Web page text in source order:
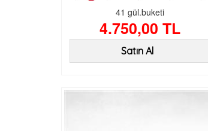
41 gül.buketi
4.750,00 TL
Satın Al